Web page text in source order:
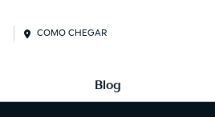
COMO CHEGAR
Blog